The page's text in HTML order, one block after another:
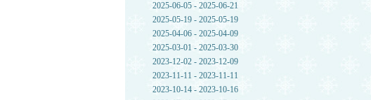
2025-06-05 - 2025-06-21
2025-05-19 - 2025-05-19
2025-04-06 - 2025-04-09
2025-03-01 - 2025-03-30
2023-12-02 - 2023-12-09
2023-11-11 - 2023-11-11
2023-10-14 - 2023-10-16